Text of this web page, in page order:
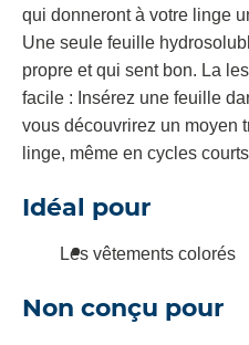
qui donneront à votre linge
Une seule feuille
propre et qui sent bon. La
facile : Insérez une feuille
vous découvrirez un moyen
linge, même en cycles
Idéal pour
Les vêtements colorés
Non conçu pour